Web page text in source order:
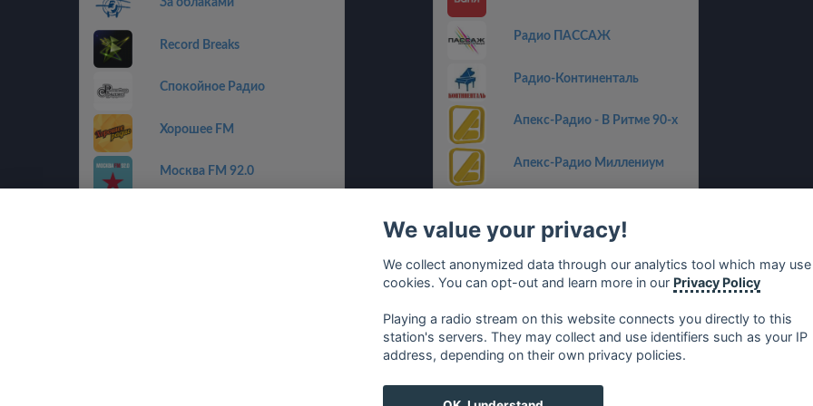
За облаками
Record Breaks
Спокойное Радио
Хорошее FM
Москва FM 92.0
Радио ПАССАЖ
Радио-Континенталь
Апекс-Радио - В Ритме 90-х
Апекс-Радио Миллениум
Радио Трасса
We value your privacy!
We collect anonymized data through our analytics tool which may use
cookies. You can opt-out and learn more in our Privacy Policy
Playing a radio stream on this website connects you directly to this
station's servers. They may collect and use identifiers such as your IP
address, depending on their own privacy policies.